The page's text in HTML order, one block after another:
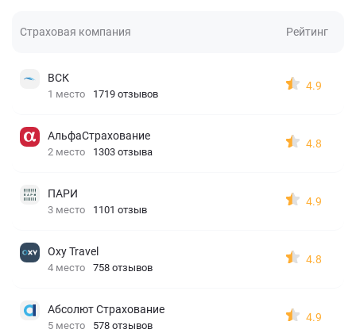
Страховая компания Рейтинг
ВСК
1 место 1719 отзывов
4.9
АльфаСтрахование
2 место 1303 отзыва
4.8
ПАРИ
3 место 1101 отзыв
4.9
Oxy Travel
4 место 758 отзывов
4.8
Абсолют Страхование
5 место 578 отзывов
4.9